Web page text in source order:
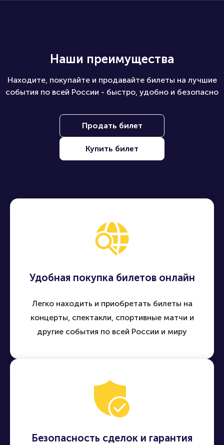
Наши преимущества
Находите, покупайте и продавайте билеты на лучшие
события по всей России - быстро, удобно и безопасно
Продать билет
Купить билет
Удобная покупка билетов онлайн
Легко находить и приобретать билеты на
концерты, спектакли, спортивные матчи и
другие события по всей России и миру
Безопасность сделок и гарантия